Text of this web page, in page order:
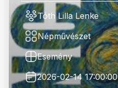
Tóth Lilla Lenke
Népművészet
Esemény
2026-02-14 17:00:00